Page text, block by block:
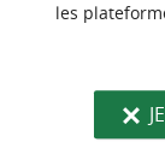
les